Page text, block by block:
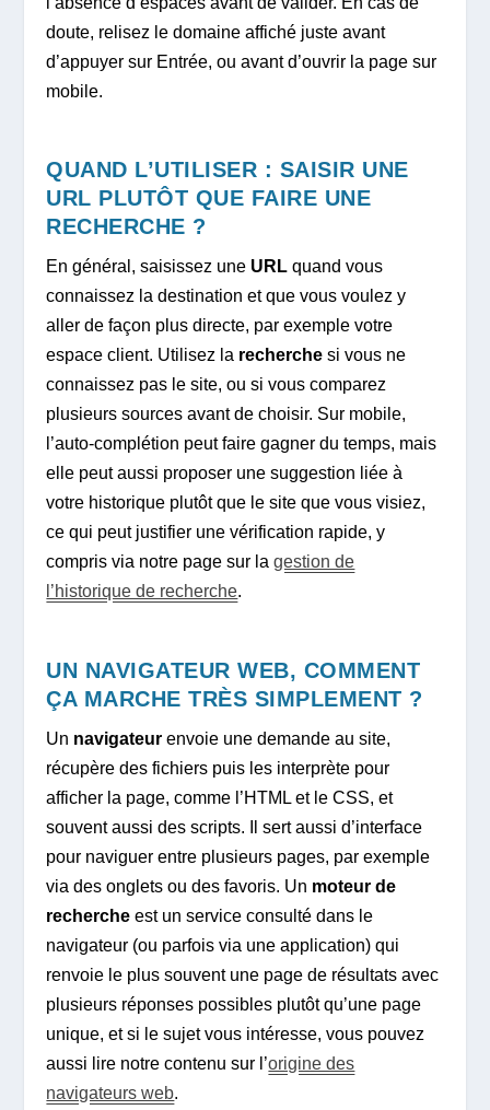
doute, relisez le domaine affiché juste avant
d’appuyer sur Entrée, ou avant d’ouvrir la page sur
mobile.
QUAND L’UTILISER : SAISIR UNE
URL PLUTÔT QUE FAIRE UNE
RECHERCHE ?
En général, saisissez une URL quand vous
connaissez la destination et que vous voulez y
aller de façon plus directe, par exemple votre
espace client. Utilisez la recherche si vous ne
connaissez pas le site, ou si vous comparez
plusieurs sources avant de choisir. Sur mobile,
l’auto-complétion peut faire gagner du temps, mais
elle peut aussi proposer une suggestion liée à
votre historique plutôt que le site que vous visiez,
ce qui peut justifier une vérification rapide, y
compris via notre page sur lagestion de
l’historique de recherche.
UN NAVIGATEUR WEB, COMMENT
ÇA MARCHE TRÈS SIMPLEMENT ?
Un navigateur envoie une demande au site,
récupère des fichiers puis les interprète pour
afficher la page, comme l’HTML et le CSS, et
souvent aussi des scripts. Il sert aussi d’interface
pour naviguer entre plusieurs pages, par exemple
via des onglets ou des favoris. Un moteur de
recherche est un service consulté dans le
navigateur (ou parfois via une application) qui
renvoie le plus souvent une page de résultats avec
plusieurs réponses possibles plutôt qu’une page
unique, et si le sujet vous intéresse, vous pouvez
aussi lire notre contenu sur l’origine des
navigateurs web.